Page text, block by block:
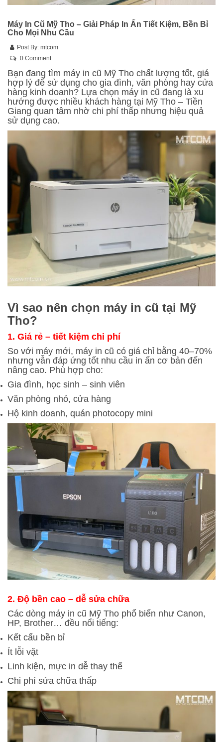
Máy In Cũ Mỹ Tho – Giải Pháp In Ấn Tiết Kiệm, Bền Bỉ
Cho Mọi Nhu Cầu
Post By: mtcom
0 Comment
Bạn đang tìm máy in cũ Mỹ Tho chất lượng tốt, giá
hợp lý để sử dụng cho gia đình, văn phòng hay cửa
hàng kinh doanh? Lựa chọn máy in cũ đang là xu
hướng được nhiều khách hàng tại Mỹ Tho – Tiền
Giang quan tâm nhờ chi phí thấp nhưng hiệu quả
sử dụng cao.
Vì sao nên chọn máy in cũ tại Mỹ
Tho?
1. Giá rẻ – tiết kiệm chi phí
So với máy mới, máy in cũ có giá chỉ bằng 40–70%
nhưng vẫn đáp ứng tốt nhu cầu in ấn cơ bản đến
nâng cao. Phù hợp cho:
Gia đình, học sinh – sinh viên
Văn phòng nhỏ, cửa hàng
Hộ kinh doanh, quán photocopy mini
2. Độ bền cao – dễ sửa chữa
Các dòng máy in cũ Mỹ Tho phổ biến như Canon,
HP, Brother… đều nổi tiếng:
Kết cấu bền bỉ
Ít lỗi vặt
Linh kiện, mực in dễ thay thế
Chi phí sửa chữa thấp